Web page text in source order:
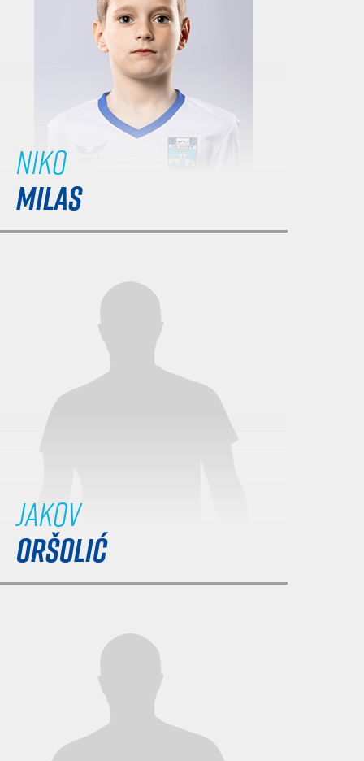
Niko
MILAS
Jakov
ORŠOLIĆ